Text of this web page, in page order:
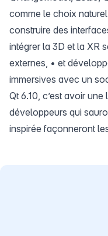
comme le choix
construire des
intégrer la 3D et la XR
externes, • et
immersives avec un
Qt 6.10, c’est avoir
développeurs qui
inspirée façonneront